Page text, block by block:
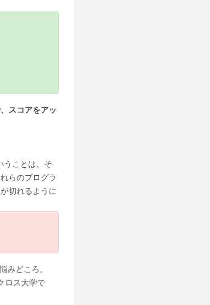
スコアをアッ
うことは、そ
らのプログラ
切れるように
みどころ。
ロス大学で